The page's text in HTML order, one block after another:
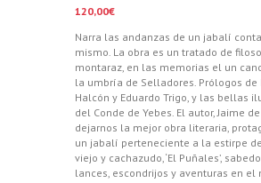
120,00€
Narra las andanzas de un jabalí
mismo. La obra es un tratado de
montaraz, en las memorias el un
la umbría de Selladores. Prólogos de
Halcón y Eduardo Trigo, y las bellas
del Conde de Yebes. El autor, Jaime
dejarnos la mejor obra literaria,
un jabalí perteneciente a la estirpe
viejo y cachazudo, ‘El Puñales’,
lances, escondrijos y aventuras en el